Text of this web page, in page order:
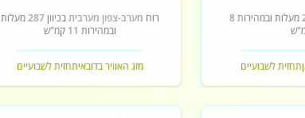
מעלות ובמהירות8
תחזית לשבועיים
רוח מערב-צפון מערביתבכיוון287מעלות
ובמהירות 11 קמ"ש
מזג האוויר בדובאיתחזית לשבועיים